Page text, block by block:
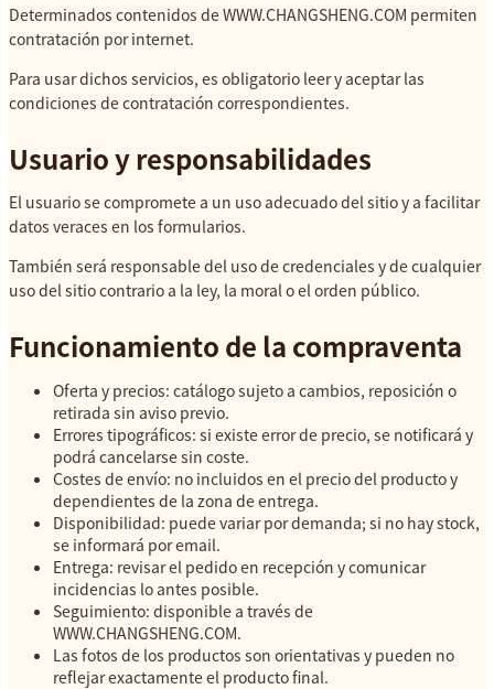
Determinados contenidos de WWW.CHANGSHENG.COM permiten
contratación por internet.
Para usar dichos servicios, es obligatorio leer y aceptar las
condiciones de contratación correspondientes.
Usuario y responsabilidades
El usuario se compromete a un uso adecuado del sitio y a facilitar
datos veraces en los formularios.
También será responsable del uso de credenciales y de cualquier
uso del sitio contrario a la ley, la moral o el orden público.
Funcionamiento de la compraventa
Oferta y precios: catálogo sujeto a cambios, reposición o
retirada sin aviso previo.
Errores tipográficos: si existe error de precio, se notificará y
podrá cancelarse sin coste.
Costes de envío: no incluidos en el precio del producto y
dependientes de la zona de entrega.
Disponibilidad: puede variar por demanda; si no hay stock,
se informará por email.
Entrega: revisar el pedido en recepción y comunicar
incidencias lo antes posible.
Seguimiento: disponible a través de
WWW.CHANGSHENG.COM.
Las fotos de los productos son orientativas y pueden no
reflejar exactamente el producto final.